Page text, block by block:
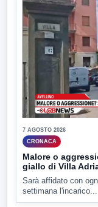
7 AGOSTO 2026
CRONACA
Malore o
giallo di Villa
Sarà affidato con
settimana l'incarico...